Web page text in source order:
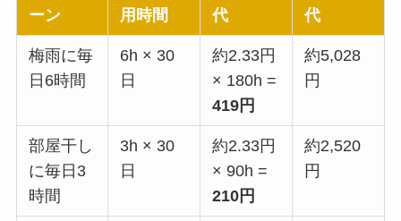
ーン
用時間
代
代
梅雨に毎
日6時間
6h × 30
日
約2.33円
× 180h =
419円
約5,028
円
部屋干し
に毎日3
時間
3h × 30
日
約2.33円
× 90h =
210円
約2,520
円